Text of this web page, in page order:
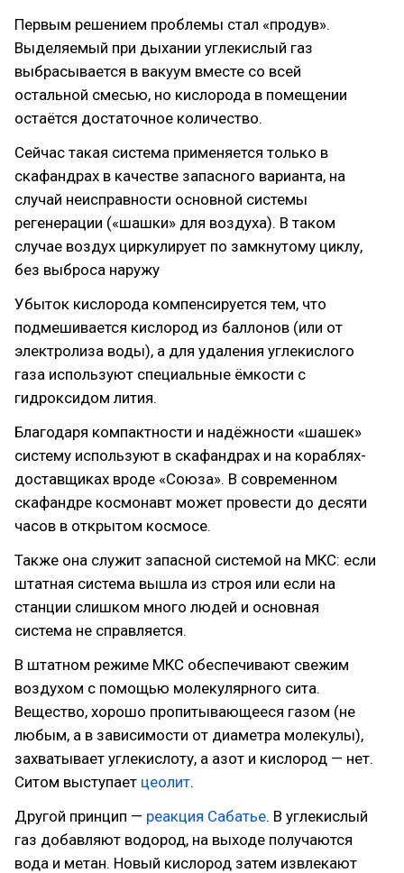
Первым решением проблемы стал «продув».
Выделяемый при дыхании углекислый газ
выбрасывается в вакуум вместе со всей
остальной смесью, но кислорода в помещении
остаётся достаточное количество.
Сейчас такая система применяется только в
скафандрах в качестве запасного варианта, на
случай неисправности основной системы
регенерации («шашки» для воздуха). В таком
случае воздух циркулирует по замкнутому циклу,
без выброса наружу
Убыток кислорода компенсируется тем, что
подмешивается кислород из баллонов (или от
электролиза воды), а для удаления углекислого
газа используют специальные ёмкости с
гидроксидом лития.
Благодаря компактности и надёжности «шашек»
систему используют в скафандрах и на кораблях-
доставщиках вроде «Союза». В современном
скафандре космонавт может провести до десяти
часов в открытом космосе.
Также она служит запасной системой на МКС: если
штатная система вышла из строя или если на
станции слишком много людей и основная
система не справляется.
В штатном режиме МКС обеспечивают свежим
воздухом с помощью молекулярного сита.
Вещество, хорошо пропитывающееся газом (не
любым, а в зависимости от диаметра молекулы),
захватывает углекислоту, а азот и кислород — нет.
Ситом выступает цеолит.
Другой принцип — реакция Сабатье. В углекислый
газ добавляют водород, на выходе получаются
вода и метан. Новый кислород затем извлекают